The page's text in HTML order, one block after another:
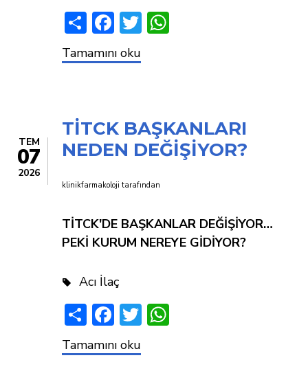
ShareFacebook
Twitter
Bioequivalence
in
Tamamını oku
TEM
07
2026
TİTCK BAŞKANLARI
NEDEN DEĞİŞİYOR?
klinikfarmakoloji tarafından
TİTCK'DE BAŞKANLAR DEĞİŞİYOR…
PEKİ KURUM NEREYE GİDİYOR?
Acı İlaç
ShareFacebook
Twitter
TİTCK
BAŞKANLARI
Tamamını oku